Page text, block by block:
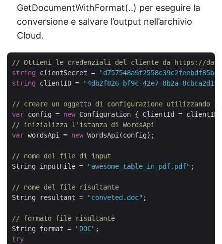
GetDocumentWithFormat(..) per eseguire la
conversione e salvare l’output nell’archivio
Cloud.
// Ottieni le credenziali del cliente da https://
string clientSecret =
string clientID = "4db2f826-bf9c-42e7-8b2a-
// creare un oggetto di configurazione utilizzando
var config = new
// inizializza l'istanza di WordsApi
var wordsApi = new WordsApi(config);
// nome del file di input
String inputFile =
"awesome_table_in_pdf.pdf" ;
// nome del file risultante
String resultant =
"conveted.doc" ;
// formato file risultante
String format =
"DOC"
try